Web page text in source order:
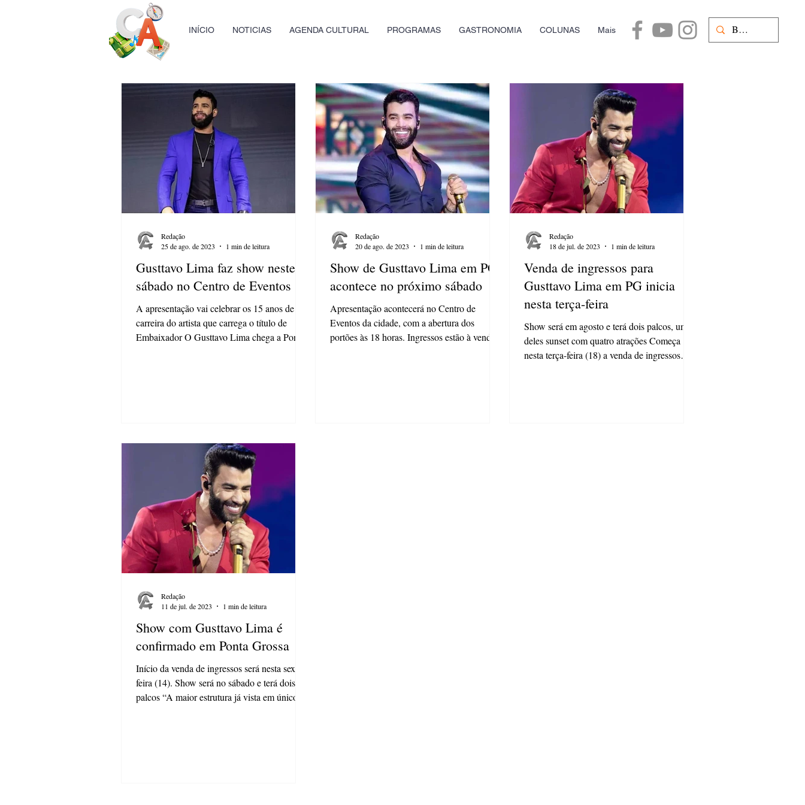
INÍCIO NOTICIAS AGENDA CULTURAL PROGRAMAS GASTRONOMIA COLUNAS Mais
Gusttavo Lima faz show neste
sábado no Centro de Eventos
A apresentação vai celebrar os 15 anos de
carreira do artista que carrega o título de
Embaixador O Gusttavo Lima chega a Ponta
Redação
25 de ago. de 2023
1 min de leitura
Show de Gusttavo Lima em PG
acontece no próximo sábado
Apresentação acontecerá no Centro de
Eventos da cidade, com a abertura dos
portões às 18 horas. Ingressos estão à venda e
Redação
20 de ago. de 2023
1 min de leitura
Venda de ingressos para
Gusttavo Lima em PG inicia
nesta terça-feira
Show será em agosto e terá dois palcos, um
deles sunset com quatro atrações Começa
nesta terça-feira (18) a venda de ingressos
Redação
18 de jul. de 2023
1 min de leitura
Show com Gusttavo Lima é
confirmado em Ponta Grossa
Início da venda de ingressos será nesta sexta-
feira (14). Show será no sábado e terá dois
palcos “A maior estrutura já vista em único...
Redação
11 de jul. de 2023
1 min de leitura